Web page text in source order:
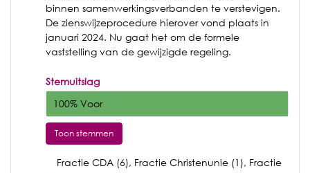
binnen samenwerkingsverbanden te verstevigen.
De zienswijzeprocedure hierover vond plaats in
januari 2024. Nu gaat het om de formele
vaststelling van de gewijzigde regeling.
Stemuitslag
100% Voor
Toon stemmen
Fractie CDA (6), Fractie Christenunie (1), Fractie